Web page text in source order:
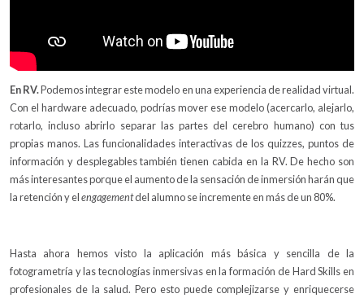
En RV.Podemos integrar este modelo en una experiencia de realidad virtual.
Con el hardware adecuado, podrías mover ese modelo (acercarlo, alejarlo,
rotarlo, incluso abrirlo separar las partes del cerebro humano) con tus
propias manos. Las funcionalidades interactivas de los quizzes, puntos de
información y desplegables también tienen cabida en la RV. De hecho son
más interesantes porque el aumento de la sensación de inmersión harán que
la retención y elengagementdel alumno se incremente en más de un 80%.
Hasta ahora hemos visto la aplicación más básica y sencilla de la
fotogrametría y las tecnologías inmersivas en la formación de Hard Skills en
profesionales de la salud. Pero esto puede complejizarse y enriquecerse